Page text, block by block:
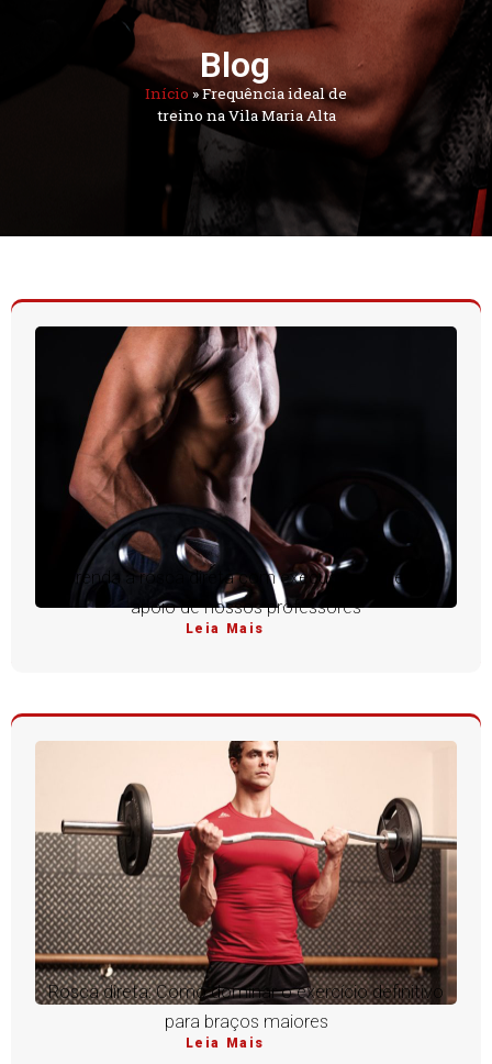
Blog
Início »Frequência ideal de
treino na Vila Maria Alta
Aprenda a rosca direta com execução perfeita e
apoio de nossos professores
Leia Mais
Rosca direta: Como dominar o exercício definitivo
para braços maiores
Leia Mais